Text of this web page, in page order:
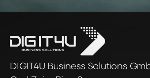
DIGIT4U Business Solutions